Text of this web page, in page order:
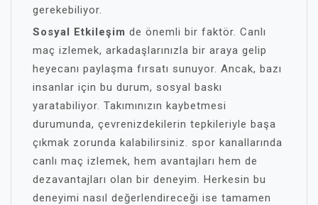
gerekebiliyor.
Sosyal Etkileşim de önemli bir faktör. Canlı
maç izlemek, arkadaşlarınızla bir araya gelip
heyecanı paylaşma fırsatı sunuyor. Ancak, bazı
insanlar için bu durum, sosyal baskı
yaratabiliyor. Takımınızın kaybetmesi
durumunda, çevrenizdekilerin tepkileriyle başa
çıkmak zorunda kalabilirsiniz. spor kanallarında
canlı maç izlemek, hem avantajları hem de
dezavantajları olan bir deneyim. Herkesin bu
deneyimi nasıl değerlendireceği ise tamamen